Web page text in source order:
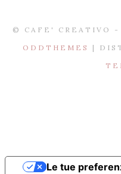
© CAFE' CREATIVO -
ODDTHEMES
|
Le tue